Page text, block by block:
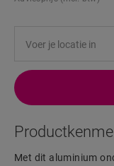
Met dit aluminium